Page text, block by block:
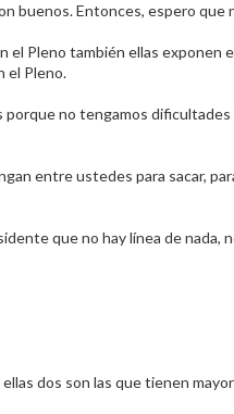
buenos. Entonces, espero que
Pleno también ellas exponen
el Pleno.​
porque no tengamos
entre ustedes para sacar,
que no hay línea de nada,
dos son las que tienen